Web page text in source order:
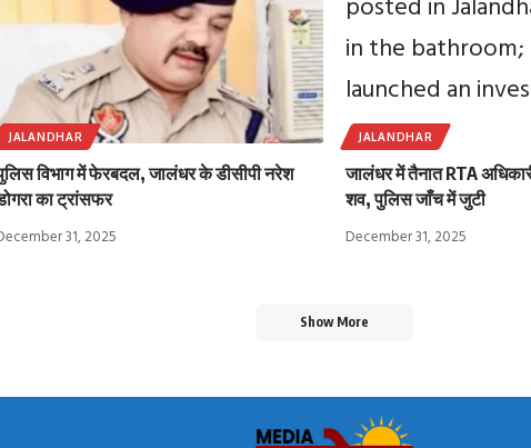
JALANDHAR
विभाग में फेरबदल, जालंधर के डीसीपी नरेश
का ट्रांसफर
31, 2025
JALANDHAR
जालंधर में तैनात RTA
शव, पुलिस जाँच में जुटी
December 31, 2025
Show More